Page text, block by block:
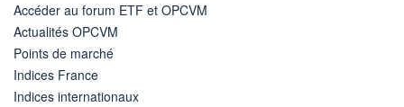
Accéder au forum ETF et OPCVM
Actualités OPCVM
Points de marché
Indices France
Indices internationaux